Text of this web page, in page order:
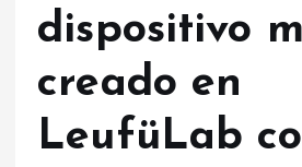
dispositivo
creado en
LeufüLab